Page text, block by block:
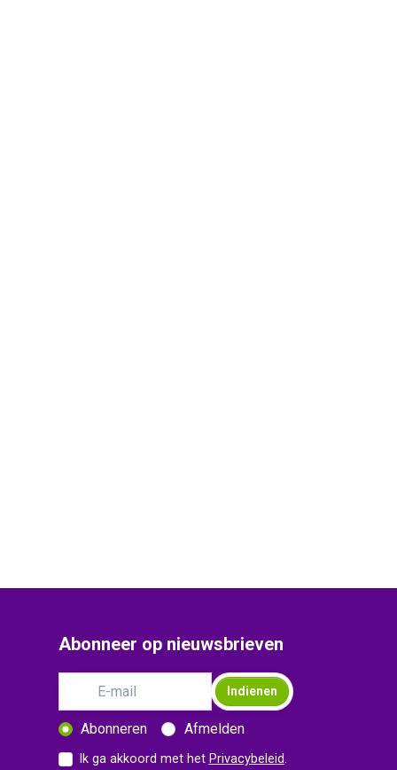
Abonneer op nieuwsbrieven
Indienen
Abonneren Afmelden
Ik ga akkoord met het Privacybeleid.